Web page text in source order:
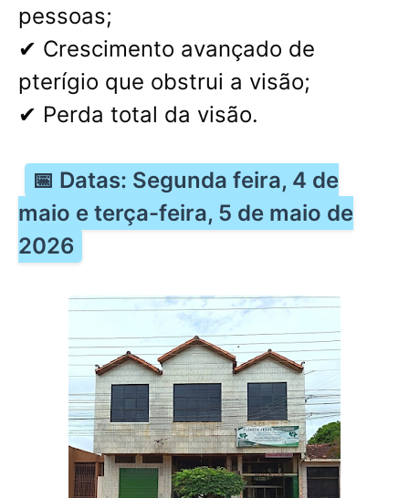
pessoas;
✔ Crescimento avançado de
pterígio que obstrui a visão;
✔ Perda total da visão.
📅 Datas: Segunda feira, 4 de
maio e terça-feira, 5 de maio de
2026